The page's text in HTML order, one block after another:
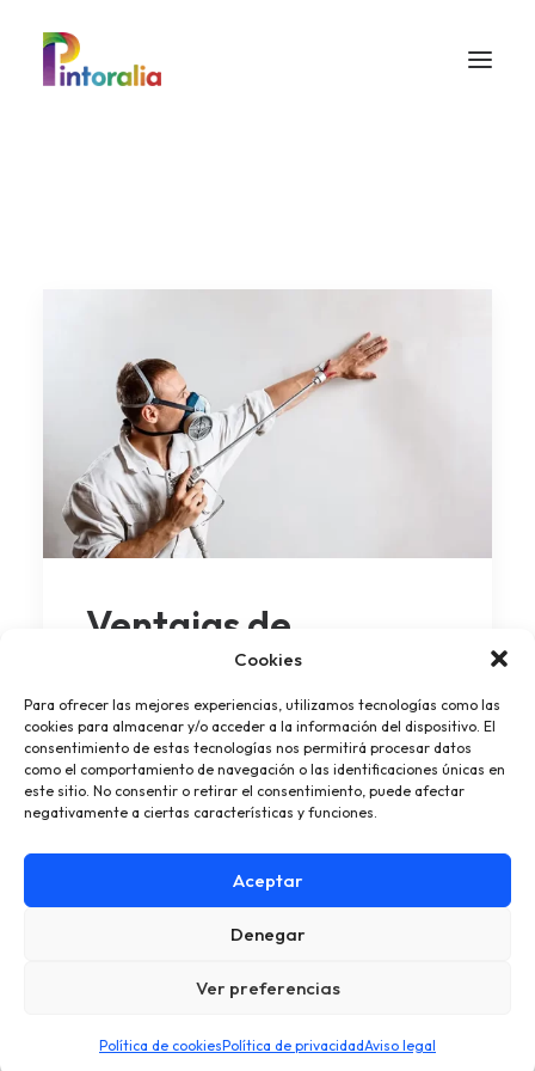
Cookies
Para ofrecer las mejores experiencias, utilizamos tecnologías como las
cookies para almacenar y/o acceder a la información del dispositivo. El
consentimiento de estas tecnologías nos permitirá procesar datos
como el comportamiento de navegación o las identificaciones únicas en
este sitio. No consentir o retirar el consentimiento, puede afectar
negativamente a ciertas características y funciones.
Aceptar
Denegar
Ver preferencias
Política de cookiesPolítica de privacidadAviso legal
Ventajas de
contratar a un pintor
profesional vs.
hacerlo tú mismo
Pintar tu vivienda puede parecer una tarea
sencilla y una forma de ahorrar…